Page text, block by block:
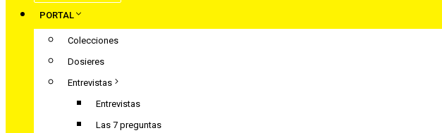
PORTAL
Colecciones
Dosieres
Entrevistas
Entrevistas
Las 7 preguntas